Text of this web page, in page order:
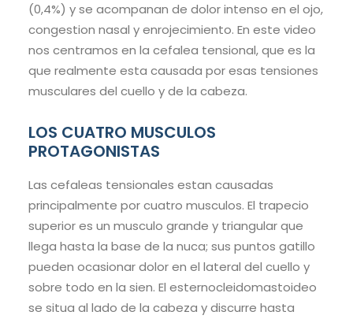
(0,4%) y se acompanan de dolor intenso en el ojo,
congestion nasal y enrojecimiento. En este video
nos centramos en la cefalea tensional, que es la
que realmente esta causada por esas tensiones
musculares del cuello y de la cabeza.
LOS CUATRO MUSCULOS
PROTAGONISTAS
Las cefaleas tensionales estan causadas
principalmente por cuatro musculos. El trapecio
superior es un musculo grande y triangular que
llega hasta la base de la nuca; sus puntos gatillo
pueden ocasionar dolor en el lateral del cuello y
sobre todo en la sien. El esternocleidomastoideo
se situa al lado de la cabeza y discurre hasta